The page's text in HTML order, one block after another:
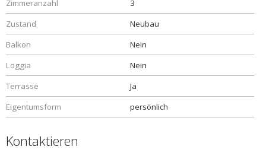
Zimmeranzahl
3
Zustand
Neubau
Balkon
Nein
Loggia
Nein
Terrasse
Ja
Eigentumsform
persönlich
Kontaktieren